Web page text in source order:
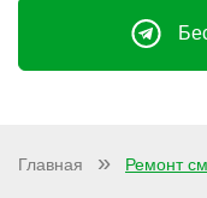
Главная Ремонт